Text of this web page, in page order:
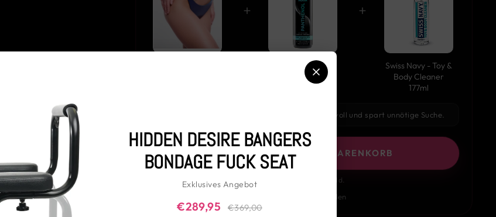
HIDDEN DESIRE BANGERS
BONDAGE FUCK SEAT
Exklusives Angebot
€289,95
€369,00
+
pjur - AQUA
Panthenol 100ml
+
Swiss Navy - Toy &
Body Cleaner
177ml
ergänzt dein Produkt sinnvoll und spart unnötige Suche.
KOMBINATION IN DEN WARENKORB
Häufig zusammen gekauft – für ein stimmiges Gesamtbild.
oder einzeln auswählen